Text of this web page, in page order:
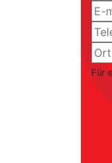
Für